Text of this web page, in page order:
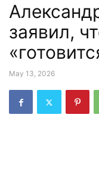
заявил,
May 13, 2026